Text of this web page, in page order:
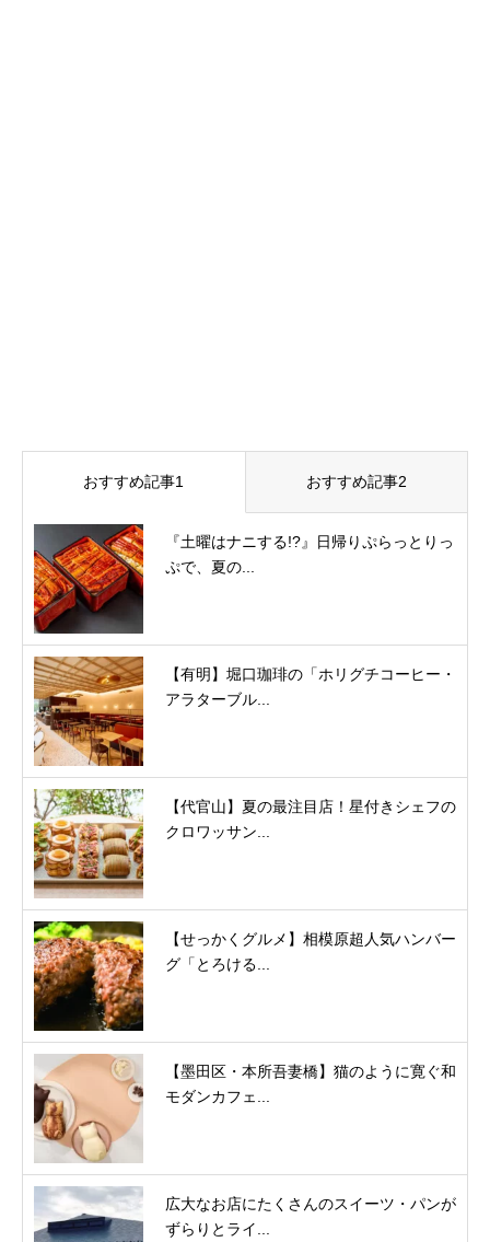
おすすめ記事1 おすすめ記事2
『土曜はナニする!?』日帰りぷらっとりっ
ぷで、夏の...
【有明】堀口珈琲の「ホリグチコーヒー・
アラターブル...
【代官山】夏の最注目店！星付きシェフの
クロワッサン...
【せっかくグルメ】相模原超人気ハンバー
グ「とろける...
【墨田区・本所吾妻橋】猫のように寛ぐ和
モダンカフェ...
広大なお店にたくさんのスイーツ・パンが
ずらりとライ...